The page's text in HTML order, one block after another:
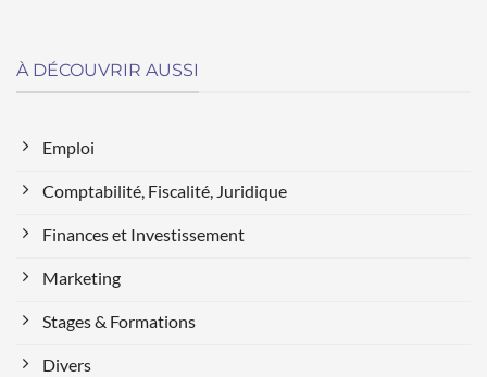
À DÉCOUVRIR AUSSI
Emploi
Comptabilité, Fiscalité, Juridique
Finances et Investissement
Marketing
Stages & Formations
Divers